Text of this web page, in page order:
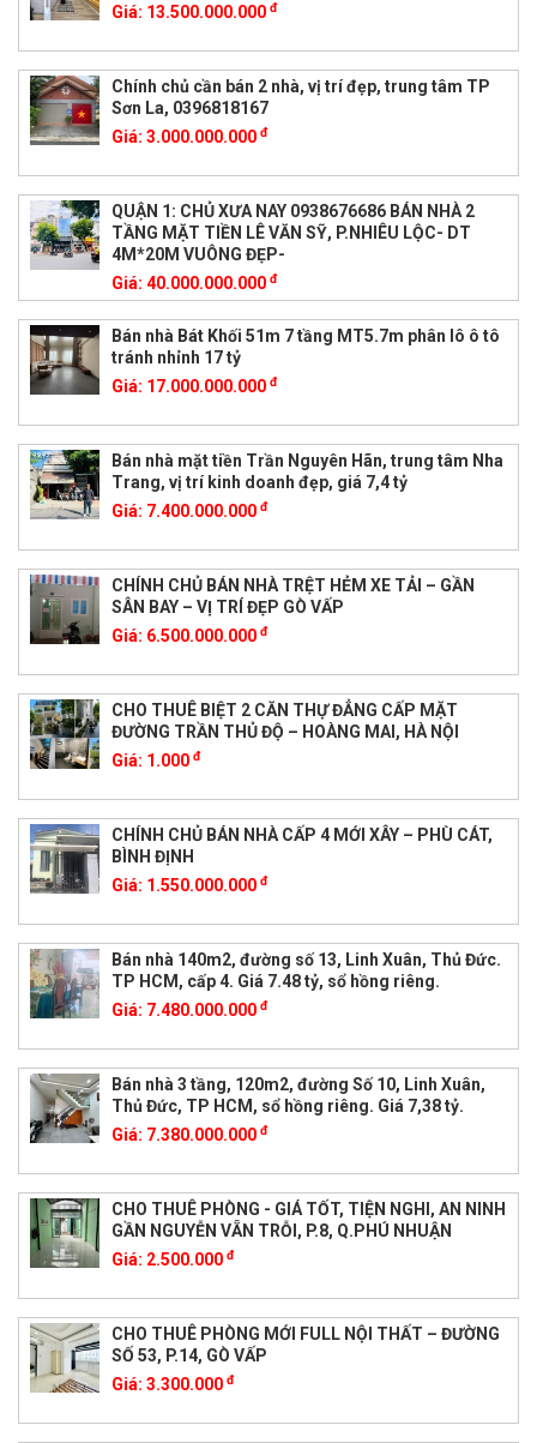
Giá: 13.500.000.000 đ
Chính chủ cần bán 2 nhà, vị trí đẹp, trung tâm TP
Sơn La, 0396818167
Giá: 3.000.000.000 đ
QUẬN 1: CHỦ XƯA NAY 0938676686 BÁN NHÀ 2
TẦNG MẶT TIỀN LÊ VĂN SỸ, P.NHIÊU LỘC- DT
4M*20M VUÔNG ĐẸP-
Giá: 40.000.000.000 đ
Bán nhà Bát Khối 51m 7 tầng MT5.7m phân lô ô tô
tránh nhỉnh 17 tỷ
Giá: 17.000.000.000 đ
Bán nhà mặt tiền Trần Nguyên Hãn, trung tâm Nha
Trang, vị trí kinh doanh đẹp, giá 7,4 tỷ
Giá: 7.400.000.000 đ
CHÍNH CHỦ BÁN NHÀ TRỆT HẺM XE TẢI – GẦN
SÂN BAY – VỊ TRÍ ĐẸP GÒ VẤP
Giá: 6.500.000.000 đ
CHO THUÊ BIỆT 2 CĂN THỰ ĐẲNG CẤP MẶT
ĐƯỜNG TRẦN THỦ ĐỘ – HOÀNG MAI, HÀ NỘI
Giá: 1.000 đ
CHÍNH CHỦ BÁN NHÀ CẤP 4 MỚI XÂY – PHÙ CÁT,
BÌNH ĐỊNH
Giá: 1.550.000.000 đ
Bán nhà 140m2, đường số 13, Linh Xuân, Thủ Đức.
TP HCM, cấp 4. Giá 7.48 tỷ, sổ hồng riêng.
Giá: 7.480.000.000 đ
Bán nhà 3 tầng, 120m2, đường Số 10, Linh Xuân,
Thủ Đức, TP HCM, sổ hồng riêng. Giá 7,38 tỷ.
Giá: 7.380.000.000 đ
CHO THUÊ PHÒNG - GIÁ TỐT, TIỆN NGHI, AN NINH
GẦN NGUYỄN VẴN TRỖI, P.8, Q.PHÚ NHUẬN
Giá: 2.500.000 đ
CHO THUÊ PHÒNG MỚI FULL NỘI THẤT – ĐƯỜNG
SỐ 53, P.14, GÒ VẤP
Giá: 3.300.000 đ